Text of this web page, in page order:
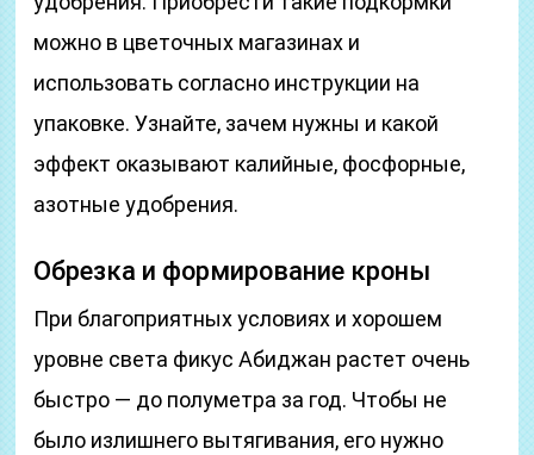
можно в цветочных магазинах и
использовать согласно инструкции на
упаковке. Узнайте, зачем нужны и какой
эффект оказывают калийные, фосфорные,
азотные удобрения.
Обрезка и формирование кроны
При благоприятных условиях и хорошем
уровне света фикус Абиджан растет очень
быстро — до полуметра за год. Чтобы не
было излишнего вытягивания, его нужно